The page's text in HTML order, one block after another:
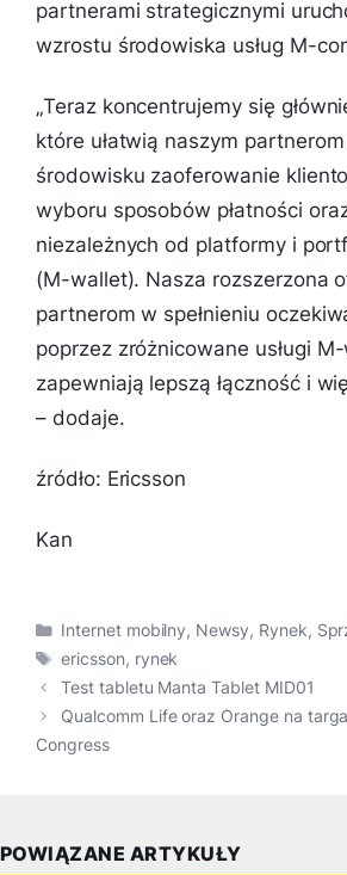
partnerami strategicznymi
wzrostu środowiska usług M-
„Teraz koncentrujemy się
które ułatwią naszym partnerom
środowisku zaoferowanie
wyboru sposobów płatności
niezależnych od platformy i
(M-wallet). Nasza rozszerzona
partnerom w spełnieniu
poprzez zróżnicowane usługi
zapewniają lepszą łączność i
– dodaje.
źródło: Ericsson
Kan
Kategorie
Internet mobilny, Newsy, Rynek,
Tagi
ericsson, rynek
Test tabletu Manta Tablet MID01
Qualcomm Life oraz Orange na
Congress
POWIĄZANE ARTYKUŁY